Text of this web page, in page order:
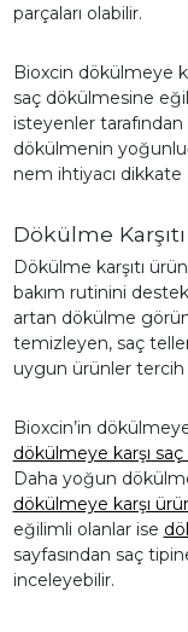
parçaları olabilir.
Bioxcin dökülmeye
saç dökülmesine
isteyenler
dökülmenin
nem ihtiyacı dikkate
Dökülme
Dökülme karşıtı
bakım rutinini
artan dökülme
temizleyen, saç
uygun ürünler tercih
Bioxcin’in
dökülmeye karşı
Daha yoğun
dökülmeye karşı
eğilimli olanlar ise
sayfasından saç
inceleyebilir.